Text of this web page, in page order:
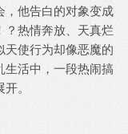
，他告白的对象变成
？热情奔放、天真烂
天使行为却像恶魔的
生活中，一段热闹搞
。